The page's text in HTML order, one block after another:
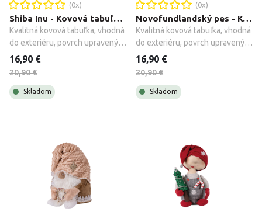
(0x)
Shiba Inu - Kovová tabuľka POZOR PES
Kvalitná kovová tabuľka, vhodná
do exteriéru, povrch upravený
galvanizáciou + montážne
16,90 €
20,90 €
Skladom
(0x)
Novofundlandský pes - Kovová tabuľka POZOR PES
Kvalitná kovová tabuľka, vhodná
do exteriéru, povrch upravený
galvanizáciou + montážne
16,90 €
20,90 €
Skladom